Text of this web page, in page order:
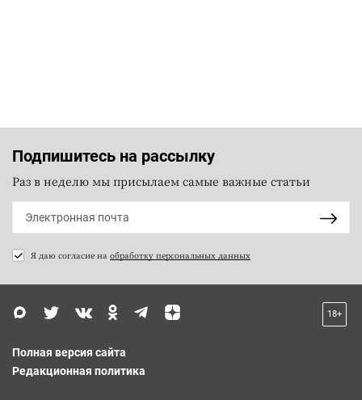
Подпишитесь на рассылку
Раз в неделю мы присылаем самые важные статьи
Я даю согласие на обработку персональных данных
18+
Полная версия сайта
Редакционная политика